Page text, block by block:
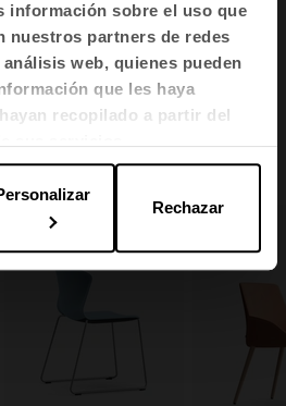
información sobre el uso que
nuestros partners de redes
web, quienes pueden
que les haya
recopilado a partir del
Rechazar
las imágenes